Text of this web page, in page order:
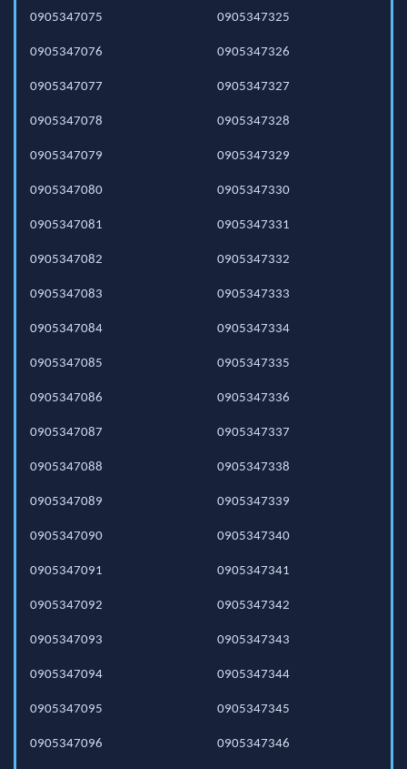
0905347075
0905347076
0905347077
0905347078
0905347079
0905347080
0905347081
0905347082
0905347083
0905347084
0905347085
0905347086
0905347087
0905347088
0905347089
0905347090
0905347091
0905347092
0905347093
0905347094
0905347095
0905347096
0905347325
0905347326
0905347327
0905347328
0905347329
0905347330
0905347331
0905347332
0905347333
0905347334
0905347335
0905347336
0905347337
0905347338
0905347339
0905347340
0905347341
0905347342
0905347343
0905347344
0905347345
0905347346